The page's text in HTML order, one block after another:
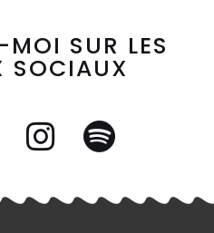
MOI SUR LES
SOCIAUX